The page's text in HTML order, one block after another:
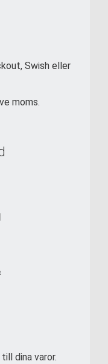
Swish eller
moms.
dina varor.